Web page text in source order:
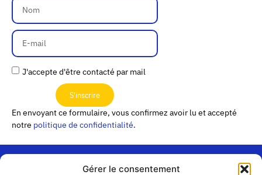
Gérer le consentement
J'accepte d'être contacté par mail
S'inscrire
En envoyant ce formulaire, vous confirmez avoir lu et accepté
notre politique de confidentialité.